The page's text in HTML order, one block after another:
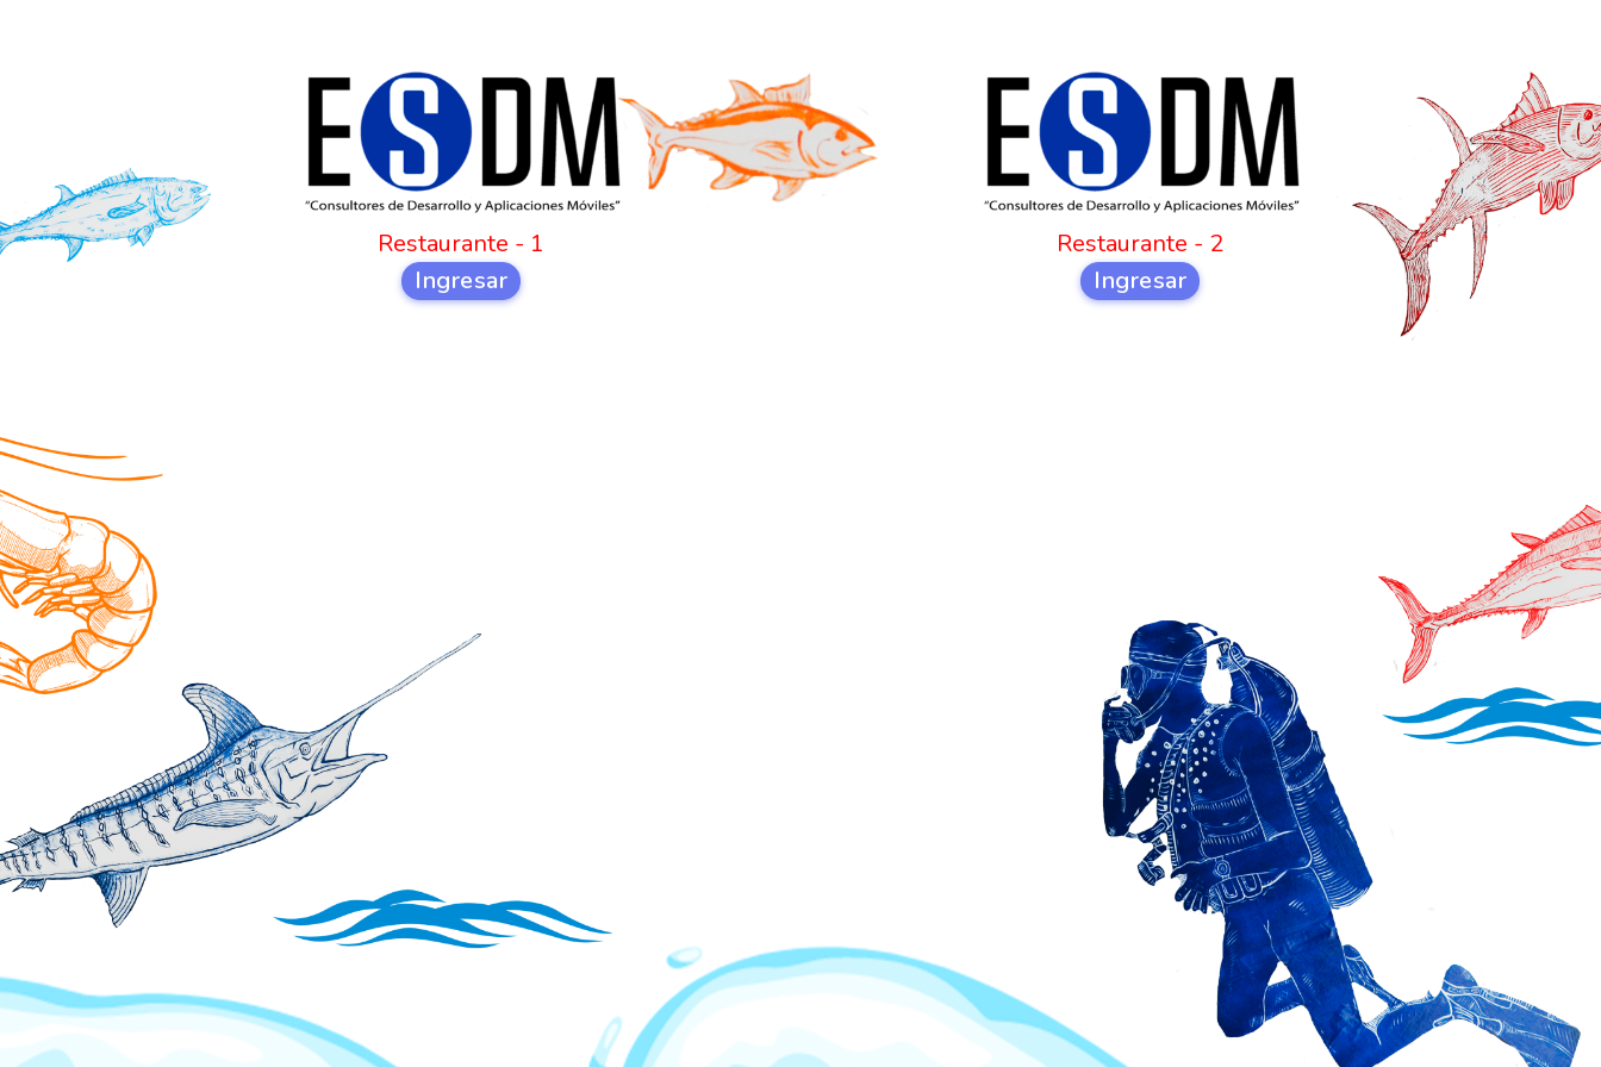
Restaurante - 1
Ingresar
Restaurante - 2
Ingresar